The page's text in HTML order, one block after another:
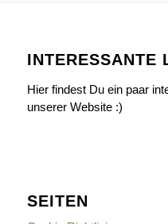
INTERESSANTE
Hier findest Du ein paar
unserer Website :)
SEITEN